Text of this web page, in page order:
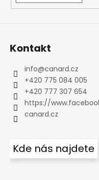
Kontakt
info@canard.cz
+420 775 084 005
+420 777 307 654
https://
canard.cz
Kde nás najdete